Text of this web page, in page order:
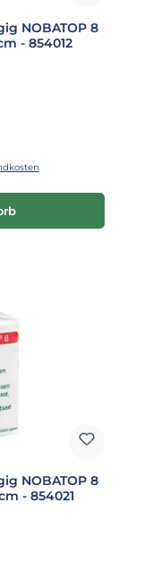
NOBATOP 8
- 854012
NOBATOP 8
- 854021